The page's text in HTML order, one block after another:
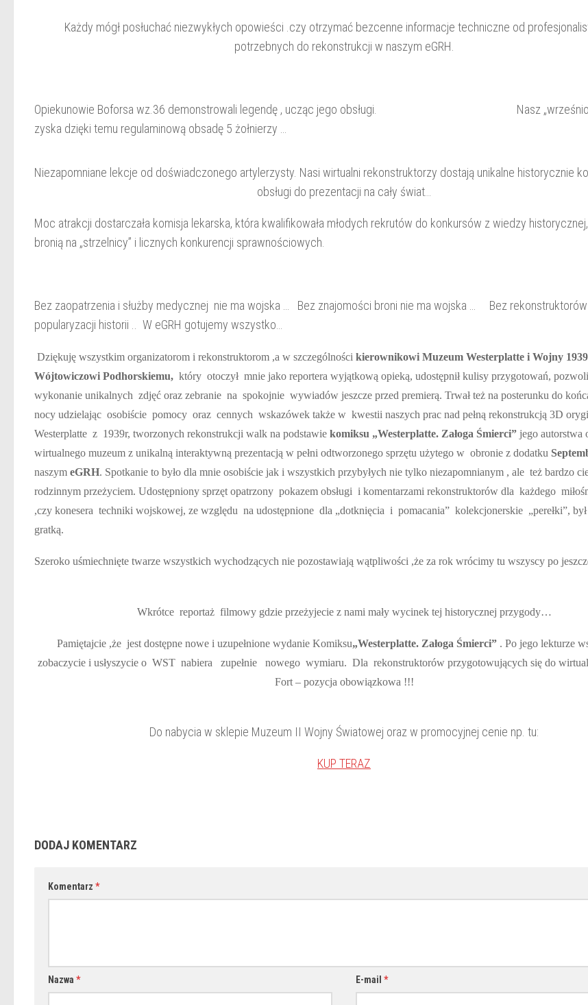
Każdy mógł posłuchać niezwykłych opowieści .czy otrzymać bezcenne informacje techniczne od
potrzebnych do rekonstrukcji w naszym eGRH.
Opiekunowie Boforsa wz.36 demonstrowali legendę , ucząc jego obsługi. Nasz
zyska dzięki temu regulaminową obsadę 5 żołnierzy …
Niezapomniane lekcje od doświadczonego artylerzysty. Nasi wirtualni rekonstruktorzy dostają unikalne historycznie
obsługi do prezentacji na cały świat…
Moc atrakcji dostarczała komisja lekarska, która kwalifikowała młodych rekrutów do konkursów z wiedzy
bronią na „strzelnicy” i licznych konkurencji sprawnościowych.
Bez zaopatrzenia i służby medycznej nie ma wojska … Bez znajomości broni nie ma wojska … Bez rekonstruktorów
popularyzacji historii .. W eGRH gotujemy wszystko…
Dziękuję wszystkim organizatorom i rekonstruktorom ,a w szczególności kierownikowi Muzeum Westerplatte i Wojny 1939
Wójtowiczowi Podhorskiemu, który otoczył mnie jako reportera wyjątkową opieką, udostępnił kulisy przygotowań,
wykonanie unikalnych zdjęć oraz zebranie na spokojnie wywiadów jeszcze przed premierą. Trwał też na posterunku do
nocy udzielając osobiście pomocy oraz cennych wskazówek także w kwestii naszych prac nad pełną rekonstrukcją 3D
Westerplatte z 1939r, tworzonych rekonstrukcji walk na podstawie komiksu „Westerplatte. Załoga Śmierci” jego autorstwa
wirtualnego muzeum z unikalną interaktywną prezentacją w pełni odtworzonego sprzętu użytego w obronie z dodatku
naszym eGRH. Spotkanie to było dla mnie osobiście jak i wszystkich przybyłych nie tylko niezapomnianym , ale też bardzo
rodzinnym przeżyciem. Udostępniony sprzęt opatrzony pokazem obsługi i komentarzami rekonstruktorów dla każdego
,czy konesera techniki wojskowej, ze względu na udostępnione dla „dotknięcia i pomacania” kolekcjonerskie „perełki”,
gratką.
Szeroko uśmiechnięte twarze wszystkich wychodzących nie pozostawiają wątpliwości ,że za rok wrócimy tu wszyscy po
Wkrótce reportaż filmowy gdzie przeżyjecie z nami mały wycinek tej historycznej przygody…
Pamiętajcie ,że jest dostępne nowe i uzupełnione wydanie Komiksu„Westerplatte. Załoga Śmierci” . Po jego lekturze
zobaczycie i usłyszycie o WST nabiera zupełnie nowego wymiaru. Dla rekonstruktorów przygotowujących się do
Fort – pozycja obowiązkowa !!!
Do nabycia w sklepie Muzeum II Wojny Światowej oraz w promocyjnej cenie np. tu:
KUP TERAZ
DODAJ KOMENTARZ
Komentarz *
Nazwa * E-mail*